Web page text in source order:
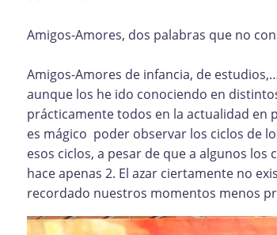
Amigos-Amores, dos palabras que no
Amigos-Amores de infancia, de
aunque los he ido conociendo en
prácticamente todos en la actualidad en
es mágico poder observar los ciclos de
esos ciclos, a pesar de que a algunos
hace apenas 2. El azar ciertamente no
recordado nuestros momentos menos